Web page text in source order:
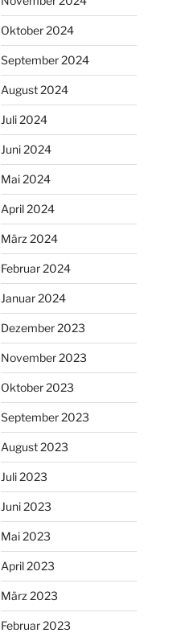
Oktober 2024
September 2024
August 2024
Juli 2024
Juni 2024
Mai 2024
April 2024
März 2024
Februar 2024
Januar 2024
Dezember 2023
November 2023
Oktober 2023
September 2023
August 2023
Juli 2023
Juni 2023
Mai 2023
April 2023
März 2023
Februar 2023